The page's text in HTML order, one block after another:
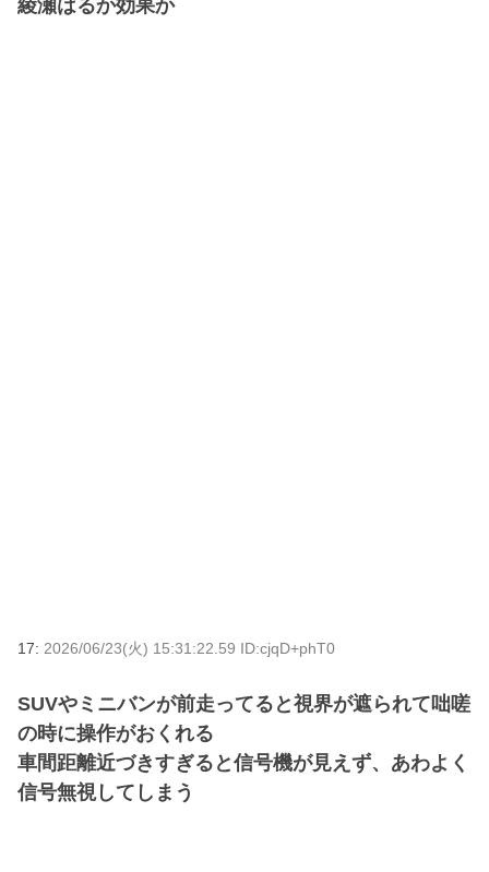
綾瀬はるか効果か
17: 2026/06/23(火) 15:31:22.59 ID:cjqD+phT0
SUVやミニバンが前走ってると視界が遮られて咄嗟
の時に操作がおくれる
車間距離近づきすぎると信号機が見えず、あわよく
信号無視してしまう